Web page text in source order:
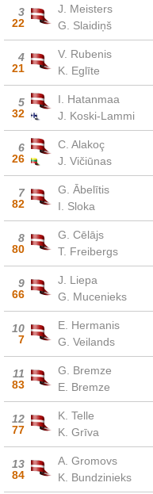
3
22
J. Meisters
G. Slaidiņš
4
21
V. Rubenis
K. Eglīte
5
32
I. Hatanmaa
J. Koski-Lammi
6
26
C. Alakoç
J. Vičiūnas
7
82
G. Ābelītis
I. Sloka
8
80
G. Cēlājs
T. Freibergs
9
66
J. Liepa
G. Mucenieks
10
7
E. Hermanis
G. Veilands
11
83
G. Bremze
E. Bremze
12
77
K. Telle
K. Grīva
13
84
A. Gromovs
K. Bundzinieks